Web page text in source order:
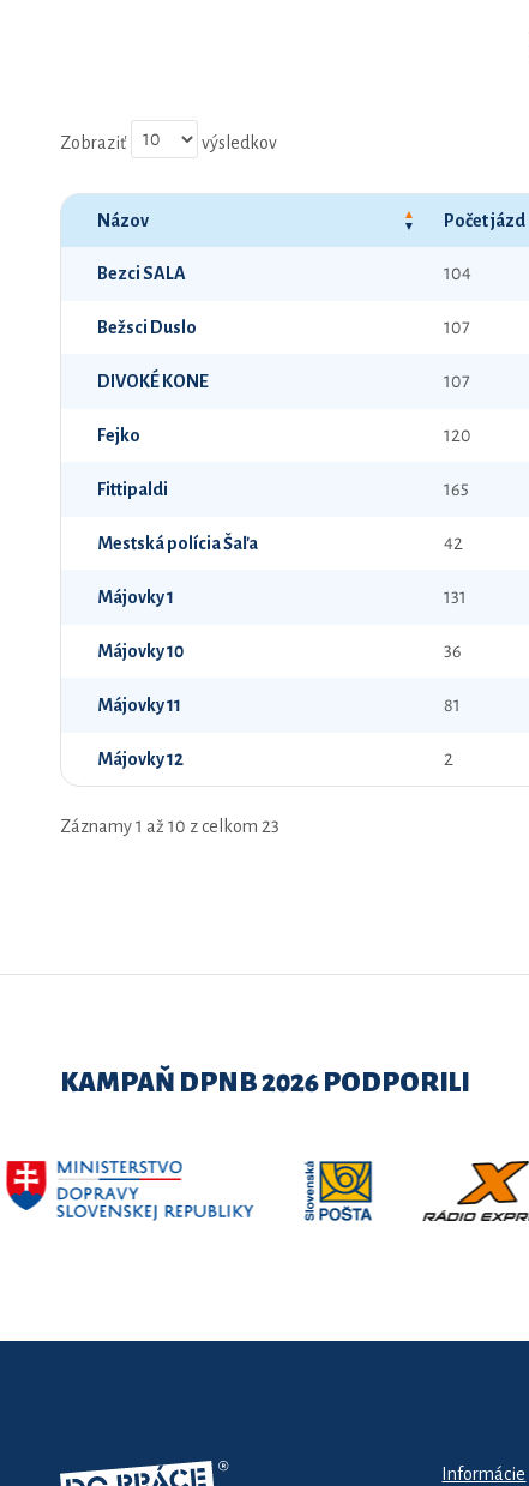
Zobraziť výsledkov
Názov Počet jázd
Bezci SALA 104
Bežsci Duslo 107
DIVOKÉ KONE 107
Fejko 120
Fittipaldi 165
Mestská polícia Šaľa 42
Májovky 1 131
Májovky 10 36
Májovky 11 81
Májovky 12 2
Záznamy 1 až 10 z celkom 23
KAMPAŇ DPNB 2026 PODPORILI
Informácie